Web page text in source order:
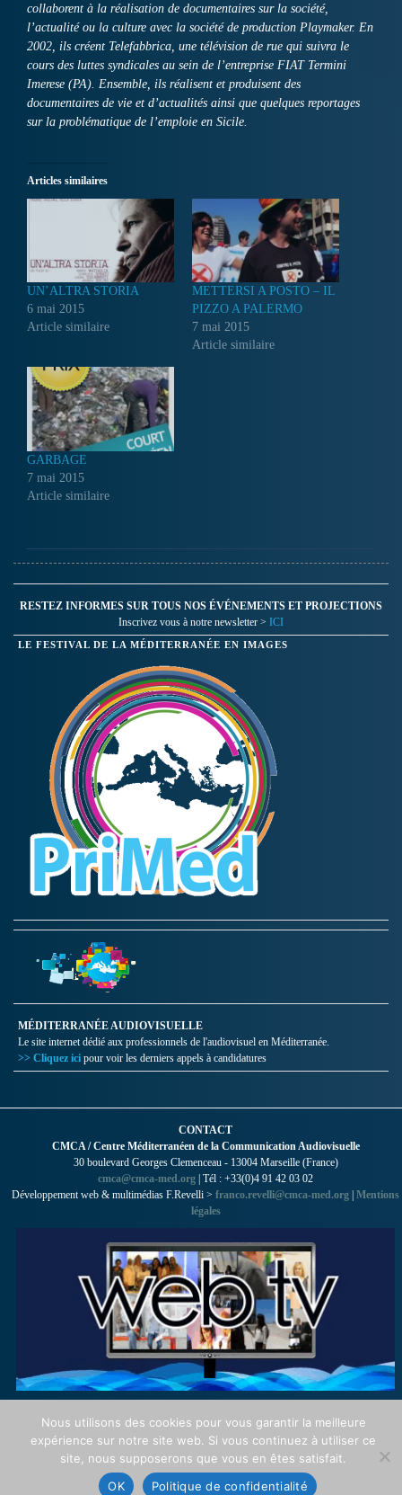
collaborent à la réalisation de documentaires sur la société,
l’actualité ou la culture avec la société de production Playmaker. En
2002, ils créent Telefabbrica, une télévision de rue qui suivra le
cours des luttes syndicales au sein de l’entreprise FIAT Termini
Imerese (PA). Ensemble, ils réalisent et produisent des
documentaires de vie et d’actualités ainsi que quelques reportages
sur la problématique de l’emploie en Sicile.
Articles similaires
UN’ALTRA STORIA
6 mai 2015
Article similaire
METTERSI A POSTO – IL
PIZZO A PALERMO
7 mai 2015
Article similaire
GARBAGE
7 mai 2015
Article similaire
RESTEZ INFORMES SUR TOUS NOS ÉVÉNEMENTS ET PROJECTIONS
Inscrivez vous à notre newsletter > ICI
LE FESTIVAL DE LA MÉDITERRANÉE EN IMAGES
MÉDITERRANÉE AUDIOVISUELLE
Le site internet dédié aux professionnels de l'audiovisuel en Méditerranée.
>> Cliquez ici pour voir les derniers appels à candidatures
CONTACT
CMCA / Centre Méditerranéen de la Communication Audiovisuelle
30 boulevard Georges Clemenceau - 13004 Marseille (France)
cmca@cmca-med.org | Tél : +33(0)4 91 42 03 02
Développement web & multimédias F.Revelli > franco.revelli@cmca-med.org Mentions
légales
Nous utilisons des cookies pour vous garantir la meilleure
expérience sur notre site web. Si vous continuez à utiliser ce
site, nous supposerons que vous en êtes satisfait.
OK
Politique de confidentialité